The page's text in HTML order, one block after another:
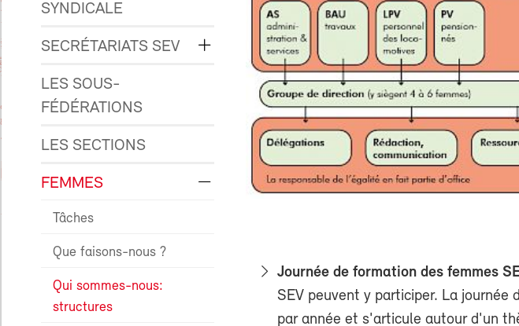
SYNDICALE
SECRÉTARIATS SEV
LES SOUS-
FÉDÉRATIONS
LES SECTIONS
FEMMES
Tâches
Que faisons-nous ?
Qui sommes-nous:
structures
Journée de formation des femmes
SEV peuvent y participer. La
par année et s'articule autour d'un